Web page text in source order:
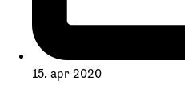
15. apr 2020